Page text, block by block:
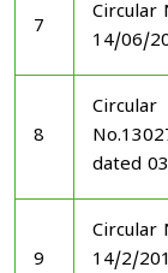
7
Circular
14/06/
8
Circular
dated
9
Circular
14/2/